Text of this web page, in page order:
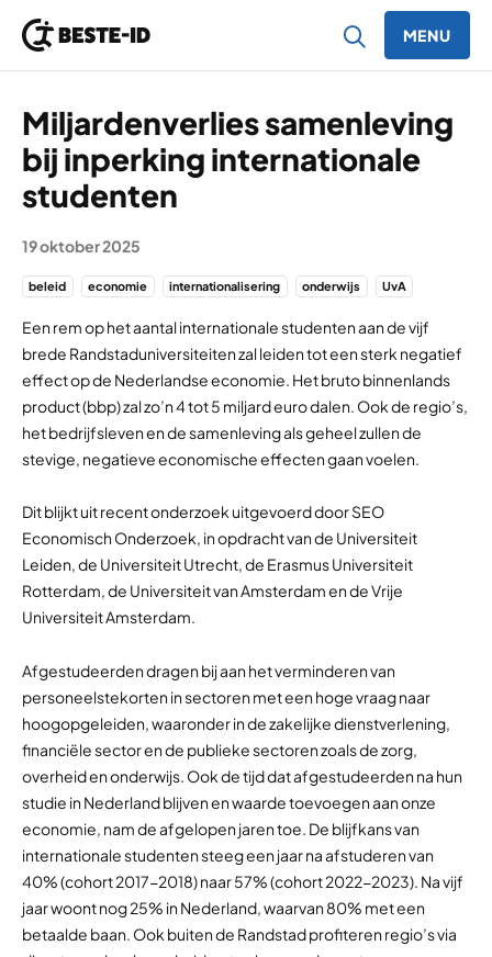
MENU
Miljardenverlies samenleving
bij inperking internationale
studenten
19 oktober 2025
beleid economie internationalisering onderwijs UvA
Een rem op het aantal internationale studenten aan de vijf
brede Randstaduniversiteiten zal leiden tot een sterk negatief
effect op de Nederlandse economie. Het bruto binnenlands
product (bbp) zal zo’n 4 tot 5 miljard euro dalen. Ook de regio’s,
het bedrijfsleven en de samenleving als geheel zullen de
stevige, negatieve economische effecten gaan voelen.
Dit blijkt uit recent onderzoek uitgevoerd door SEO
Economisch Onderzoek, in opdracht van de Universiteit
Leiden, de Universiteit Utrecht, de Erasmus Universiteit
Rotterdam, de Universiteit van Amsterdam en de Vrije
Universiteit Amsterdam.
Afgestudeerden dragen bij aan het verminderen van
personeelstekorten in sectoren met een hoge vraag naar
hoogopgeleiden, waaronder in de zakelijke dienstverlening,
financiële sector en de publieke sectoren zoals de zorg,
overheid en onderwijs. Ook de tijd dat afgestudeerden na hun
studie in Nederland blijven en waarde toevoegen aan onze
economie, nam de afgelopen jaren toe. De blijfkans van
internationale studenten steeg een jaar na afstuderen van
40% (cohort 2017-2018) naar 57% (cohort 2022-2023). Na vijf
jaar woont nog 25% in Nederland, waarvan 80% met een
betaalde baan. Ook buiten de Randstad profiteren regio’s via